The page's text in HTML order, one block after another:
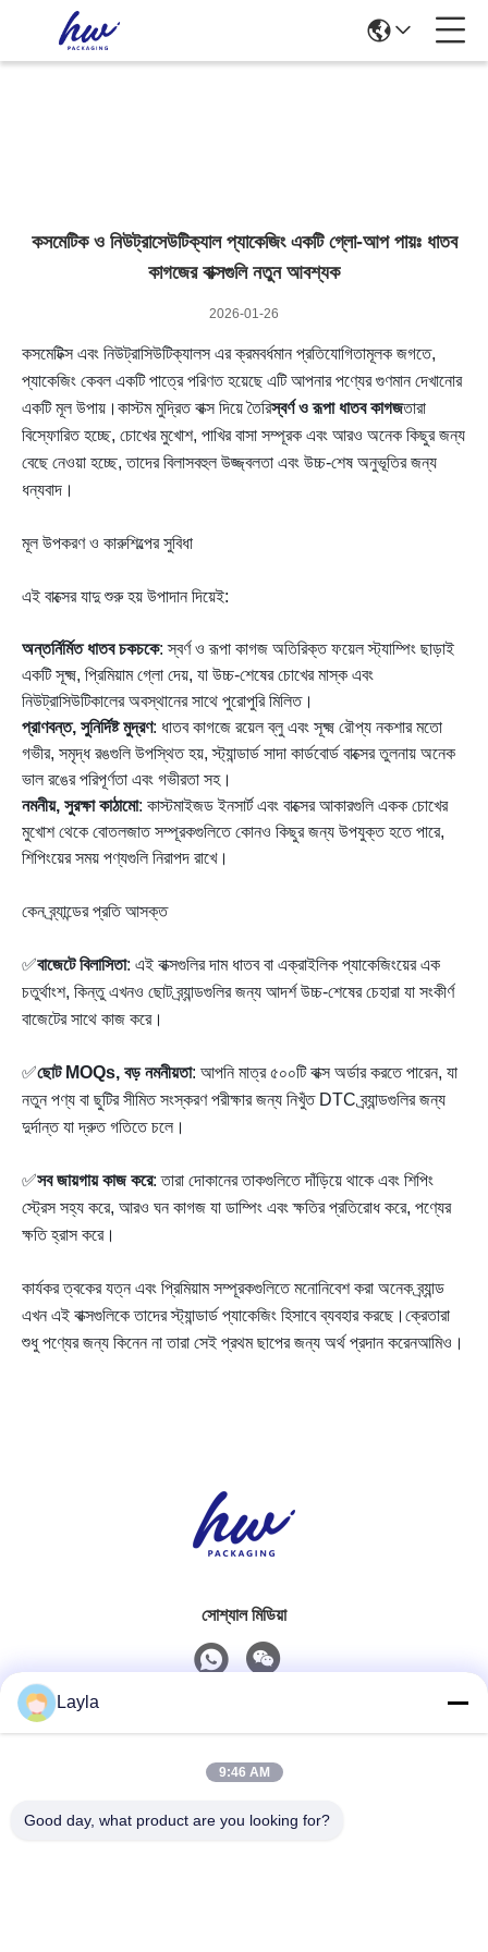
কসমেটিক ও নিউট্রাসেউটিক্যাল প্যাকেজিং একটি গ্লো-আপ পায়ঃ ধাতব
কাগজের বাক্সগুলি নতুন আবশ্যক
2026-01-26
কসমেটিক্স এবং নিউট্রাসিউটিক্যালস এর ক্রমবর্ধমান প্রতিযোগিতামূলক জগতে,
প্যাকেজিং কেবল একটি পাত্রে পরিণত হয়েছে এটি আপনার পণ্যের গুণমান দেখানোর
একটি মূল উপায়।কাস্টম মুদ্রিত বাক্স দিয়ে তৈরিস্বর্ণ ও রূপা ধাতব কাগজতারা
বিস্ফোরিত হচ্ছে, চোখের মুখোশ, পাখির বাসা সম্পূরক এবং আরও অনেক কিছুর জন্য
বেছে নেওয়া হচ্ছে, তাদের বিলাসবহুল উজ্জ্বলতা এবং উচ্চ-শেষ অনুভূতির জন্য
ধন্যবাদ।
মূল উপকরণ ও কারুশিল্পের সুবিধা
এই বাক্সের যাদু শুরু হয় উপাদান দিয়েই:
অন্তর্নির্মিত ধাতব চকচকে: স্বর্ণ ও রূপা কাগজ অতিরিক্ত ফয়েল স্ট্যাম্পিং ছাড়াই
একটি সূক্ষ্ম, প্রিমিয়াম গ্লো দেয়, যা উচ্চ-শেষের চোখের মাস্ক এবং
নিউট্রাসিউটিকালের অবস্থানের সাথে পুরোপুরি মিলিত।
প্রাণবন্ত, সুনির্দিষ্ট মুদ্রণ: ধাতব কাগজে রয়েল ব্লু এবং সূক্ষ্ম রৌপ্য নকশার মতো
গভীর, সমৃদ্ধ রঙগুলি উপস্থিত হয়, স্ট্যান্ডার্ড সাদা কার্ডবোর্ড বাক্সের তুলনায় অনেক
ভাল রঙের পরিপূর্ণতা এবং গভীরতা সহ।
নমনীয়, সুরক্ষা কাঠামো: কাস্টমাইজড ইনসার্ট এবং বাক্সের আকারগুলি একক চোখের
মুখোশ থেকে বোতলজাত সম্পূরকগুলিতে কোনও কিছুর জন্য উপযুক্ত হতে পারে,
শিপিংয়ের সময় পণ্যগুলি নিরাপদ রাখে।
কেন ব্র্যান্ডের প্রতি আসক্ত
✅বাজেটে বিলাসিতা: এই বাক্সগুলির দাম ধাতব বা এক্রাইলিক প্যাকেজিংয়ের এক
চতুর্থাংশ, কিন্তু এখনও ছোট ব্র্যান্ডগুলির জন্য আদর্শ উচ্চ-শেষের চেহারা যা সংকীর্ণ
বাজেটের সাথে কাজ করে।
✅ছোট MOQs, বড় নমনীয়তা: আপনি মাত্র ৫০০টি বাক্স অর্ডার করতে পারেন, যা
নতুন পণ্য বা ছুটির সীমিত সংস্করণ পরীক্ষার জন্য নিখুঁত DTC ব্র্যান্ডগুলির জন্য
দুর্দান্ত যা দ্রুত গতিতে চলে।
✅সব জায়গায় কাজ করে: তারা দোকানের তাকগুলিতে দাঁড়িয়ে থাকে এবং শিপিং
স্ট্রেস সহ্য করে, আরও ঘন কাগজ যা ডাম্পিং এবং ক্ষতির প্রতিরোধ করে, পণ্যের
ক্ষতি হ্রাস করে।
কার্যকর ত্বকের যত্ন এবং প্রিমিয়াম সম্পূরকগুলিতে মনোনিবেশ করা অনেক ব্র্যান্ড
এখন এই বাক্সগুলিকে তাদের স্ট্যান্ডার্ড প্যাকেজিং হিসাবে ব্যবহার করছে।ক্রেতারা
শুধু পণ্যের জন্য কিনেন না তারা সেই প্রথম ছাপের জন্য অর্থ প্রদান করেনআমিও।
সোশ্যাল মিডিয়া
0086-18688885859
Layla
9:46 AM
Good day, what product are you looking for?